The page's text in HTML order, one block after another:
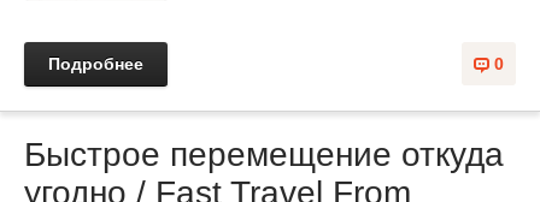
0
Подробнее
Быстрое перемещение откуда
угодно / Fast Travel From